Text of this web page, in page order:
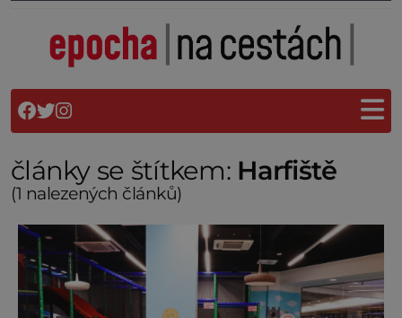
články se štítkem: Harfiště
(1 nalezených článků)